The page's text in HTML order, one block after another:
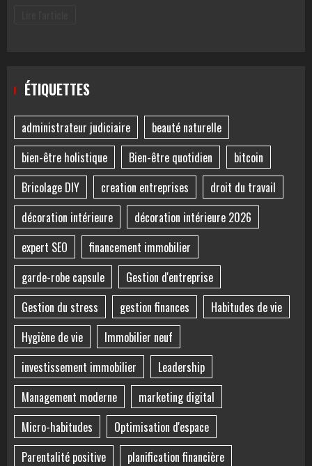
ÉTIQUETTES
administrateur judiciaire
beauté naturelle
bien-être holistique
Bien-être quotidien
bitcoin
Bricolage DIY
creation entreprises
droit du travail
décoration intérieure
décoration intérieure 2026
expert SEO
financement immobilier
garde-robe capsule
Gestion d'entreprise
Gestion du stress
gestion finances
Habitudes de vie
Hygiène de vie
Immobilier neuf
investissement immobilier
Leadership
Management moderne
marketing digital
Micro-habitudes
Optimisation d'espace
Parentalité positive
planification financière